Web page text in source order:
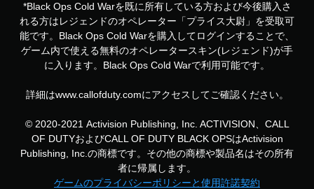
*Black Ops Cold Warを既に所有している方および今後購入さ
れる方はレジェンドのオペレーター「プライス大尉」を受取可
能です。Black Ops Cold Warを購入してログインすることで、
ゲーム内で使える無料のオペレータースキン(レジェンド)が手
に入ります。Black Ops Cold Warで利用可能です。
詳細はwww.callofduty.comにアクセスしてご確認ください。
© 2020-2021 Activision Publishing, Inc. ACTIVISION、CALL
OF DUTYおよびCALL OF DUTY BLACK OPSはActivision
Publishing, Inc.の商標です。その他の商標や製品名はその所有
者に帰属します。
ゲームのプライバシーポリシーと使用許諾契約